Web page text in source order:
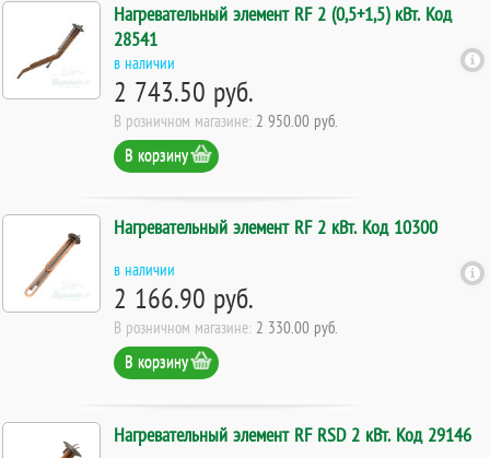
Нагревательный элемент RF 2 (0,5+1,5) кВт. Код
28541
в наличии
2 743.50 руб.
В розничном магазине: 2 950.00 руб.
В корзину
Нагревательный элемент RF 2 кВт. Код 10300
в наличии
2 166.90 руб.
В розничном магазине: 2 330.00 руб.
В корзину
Нагревательный элемент RF RSD 2 кВт. Код 29146